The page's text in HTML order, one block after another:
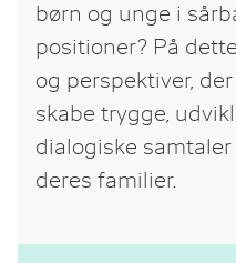
børn og unge i
positioner? På
og perspektiver,
skabe trygge,
dialogiske
deres familier.